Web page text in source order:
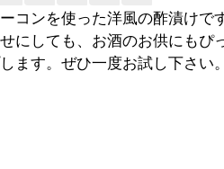
コンを使った洋風の酢漬けで
にしても、お酒のお供にもぴ
ます。ぜひ一度お試し下さい。